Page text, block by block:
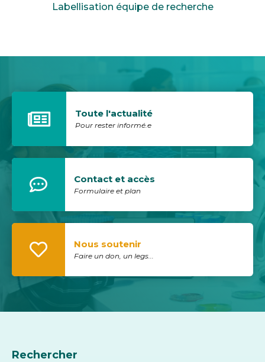
Labellisation équipe de recherche
Toute l'actualité
Pour rester informé.e
Contact et accès
Formulaire et plan
Nous soutenir
Faire un don, un legs...
Rechercher